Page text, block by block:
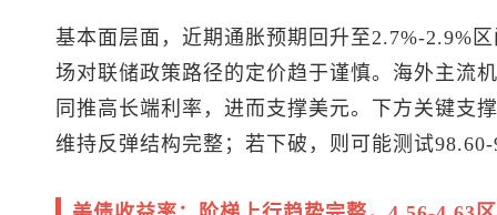
基本面层面，近期通胀预期回升至2.7%-2.9%
场对联储政策路径的定价趋于谨慎。海外主流
同推高长端利率，进而支撑美元。下方关键支
维持反弹结构完整；若下破，则可能测试